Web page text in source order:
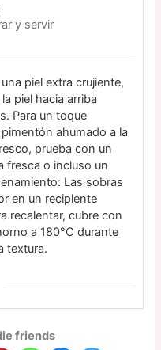
y servir
piel extra crujiente,
piel hacia arriba
Para un toque
ahumado a la
prueba con un
fresca o incluso un
Las sobras
en un recipiente
recalentar, cubre con
a 180°C durante
textura.
friends